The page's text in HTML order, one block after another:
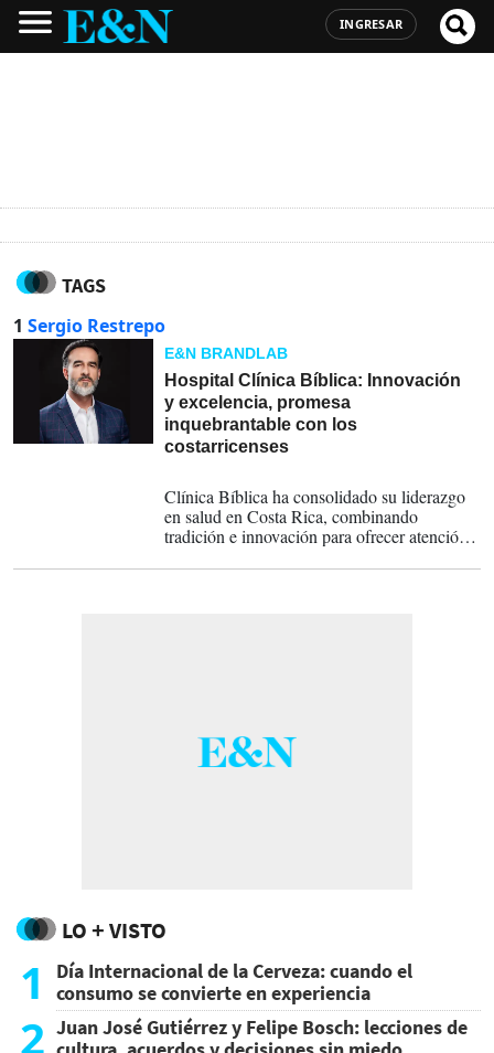
INGRESAR
TAGS
1 Sergio Restrepo
E&N BRANDLAB
Hospital Clínica Bíblica: Innovación
y excelencia, promesa
inquebrantable con los
costarricenses
Clínica Bíblica ha consolidado su liderazgo
en salud en Costa Rica, combinando
tradición e innovación para ofrecer atención
LO + VISTO
1
Día Internacional de la Cerveza: cuando el
consumo se convierte en experiencia
2 Juan José Gutiérrez y Felipe Bosch: lecciones de